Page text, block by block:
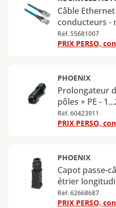
Câble
conducteurs -
1585J-M4TBJM-2
Réf. 55681007
PRIX PERSO,
PHOENIX
Prolongateur
pôles + PE -
Réf. 60423911
PRIX PERSO,
PHOENIX
Capot passe-
étrier
D07-HHFS-
Réf. 62668687
PRIX PERSO,